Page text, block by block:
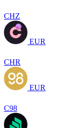
CHZ
EUR
CHR
EUR
C98